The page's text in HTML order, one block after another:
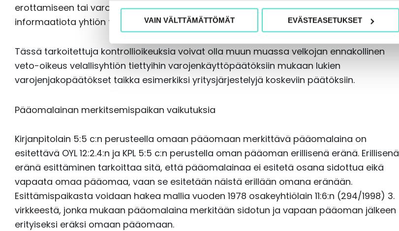
VAIN VÄLTTÄMÄTTÖMÄT EVÄSTEASETUKSET
erottamiseen tai varojen käyttöön liittyviä tiettyjä oikeuksia sekä oikeus saada
informaatiota yhtiön taloudellisesta tilasta.
Tässä tarkoitettuja kontrollioikeuksia voivat olla muun muassa velkojan ennakollinen
veto-oikeus velallisyhtiön tiettyihin varojenkäyttöpäätöksiin mukaan lukien
varojenjakopäätökset taikka esimerkiksi yritysjärjestelyjä koskeviin päätöksiin.
Pääomalainan merkitsemispaikan vaikutuksia
Kirjanpitolain 5:5 c:n perusteella omaan pääomaan merkittävä pääomalaina on
esitettävä OYL 12:2.4:n ja KPL 5:5 c:n perustella oman pääoman erillisenä eränä. Erillisenä
eränä esittäminen tarkoittaa sitä, että pääomalainaa ei esitetä osana sidottua eikä
vapaata omaa pääomaa, vaan se esitetään näistä erillään omana eränään.
Esittämispaikasta voidaan hakea mallia vuoden 1978 osakeyhtiölain 11:6:n (294/1998) 3.
virkkeestä, jonka mukaan pääomalaina merkitään sidotun ja vapaan pääoman jälkeen
erityiseksi eräksi omaan pääomaan.